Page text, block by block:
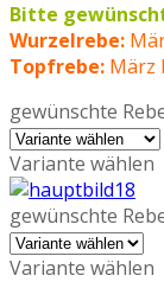
Bitte
Wurzelrebe:
Topfrebe: März
gewünschte
Variante wählen
gewünschte
Variante wählen